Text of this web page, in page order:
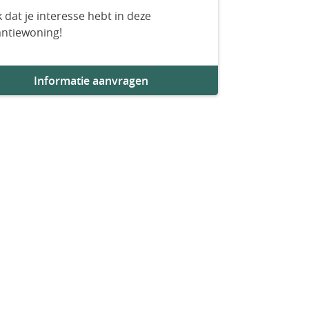
dat je interesse hebt in deze
Informatie aanvragen